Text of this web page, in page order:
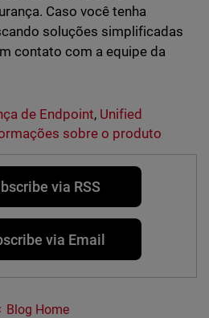
Caso você tenha
soluções simplificadas
contato com a equipe da
de Endpoint, Unified
sobre o produto
via RSS
via Email
Blog Home